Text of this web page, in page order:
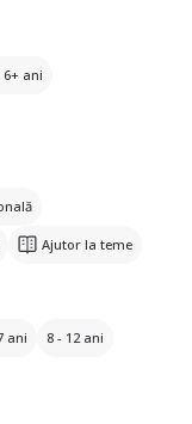
ani
Ajutor la teme
ani 8 - 12 ani